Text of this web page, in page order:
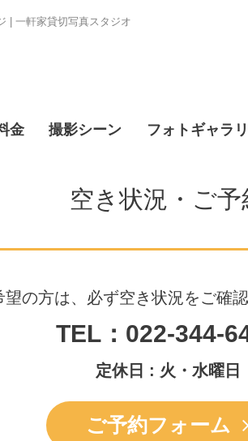
| 一軒家貸切写真スタジオ
金 撮影シーン フォトギャラ
空き状況・ご予
の方は、必ず空き状況をご確
TEL：022-344-
定休日 : 火・水曜日
ご予約フォーム